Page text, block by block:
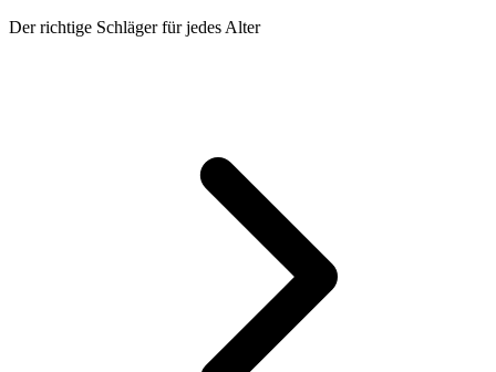
Der richtige Schläger für jedes Alter